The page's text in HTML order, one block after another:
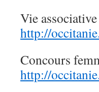
Vie associative
http://
Concours
http://